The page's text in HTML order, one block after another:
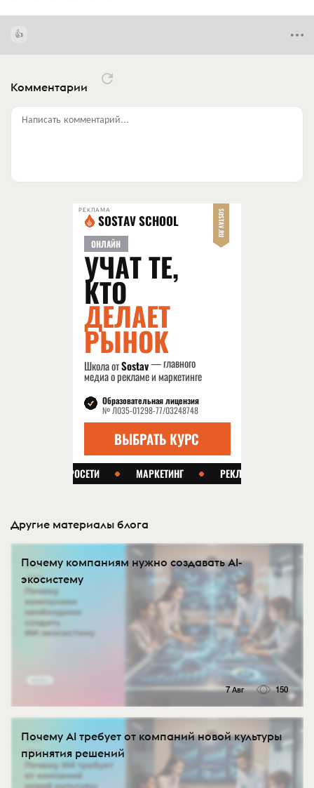
Комментарии
Написать комментарий...
РЕКЛАМА
Другие материалы блога
Почему компаниям нужно создавать AI-
экосистему
7 Авг 150
Почему AI требует от компаний новой культуры
принятия решений